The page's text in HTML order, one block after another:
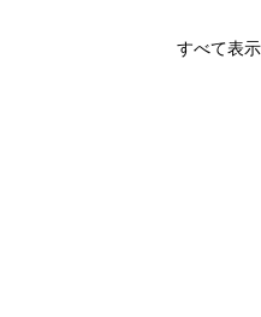
すべて表示